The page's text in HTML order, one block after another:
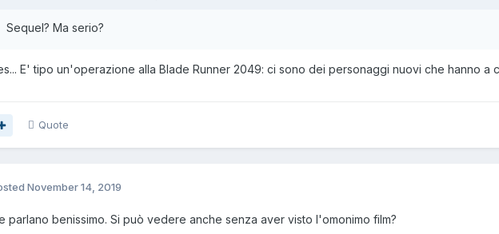
Sequel? Ma serio?
E' tipo un'operazione alla Blade Runner 2049: ci sono dei personaggi nuovi che hanno a
Quote
November 14, 2019
parlano benissimo. Si può vedere anche senza aver visto l'omonimo film?